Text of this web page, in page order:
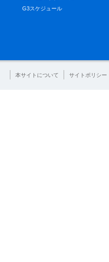
G3スケジュール
本サイトについて サイトポリシー